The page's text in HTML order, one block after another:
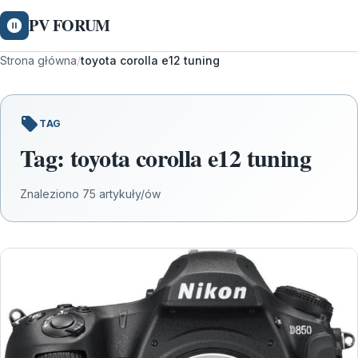
PV FORUM
Strona główna/toyota corolla e12 tuning
TAG
Tag: toyota corolla e12 tuning
Znaleziono 75 artykuły/ów